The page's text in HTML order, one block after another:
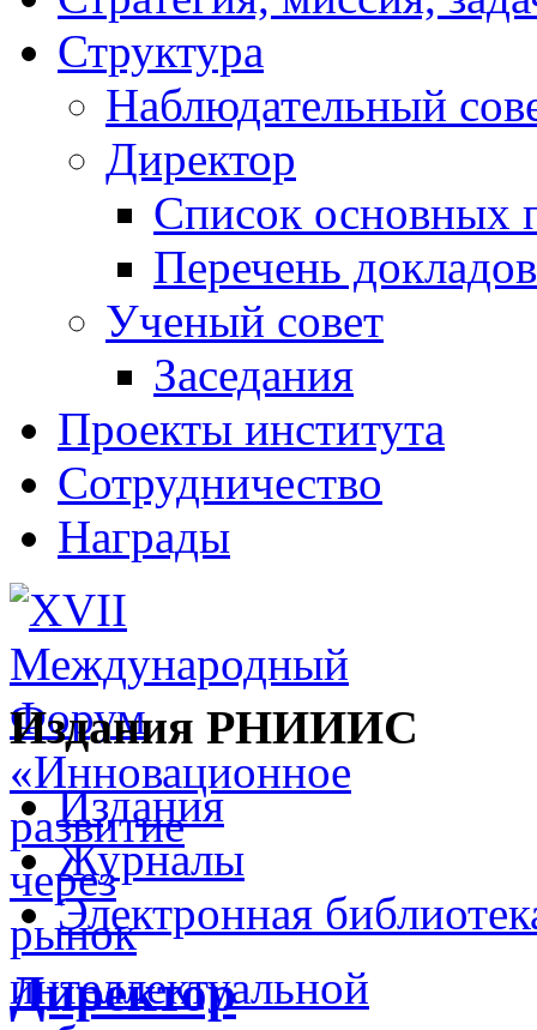
Структура
Наблюдательный
Директор
Список основных
Перечень докладов
Ученый совет
Заседания
Проекты института
Сотрудничество
Награды
Издания РНИИИС
Издания
Журналы
Электронная
Директор